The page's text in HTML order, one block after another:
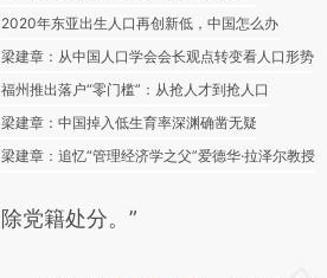
2020年东亚出生人口再创新低，中国怎么办
梁建章：从中国人口学会会长观点转变看人口形势
福州推出落户“零门槛”：从抢人才到抢人口
梁建章：中国掉入低生育率深渊确凿无疑
梁建章：追忆“管理经济学之父”爱德华·拉泽尔教授
除党籍处分。”